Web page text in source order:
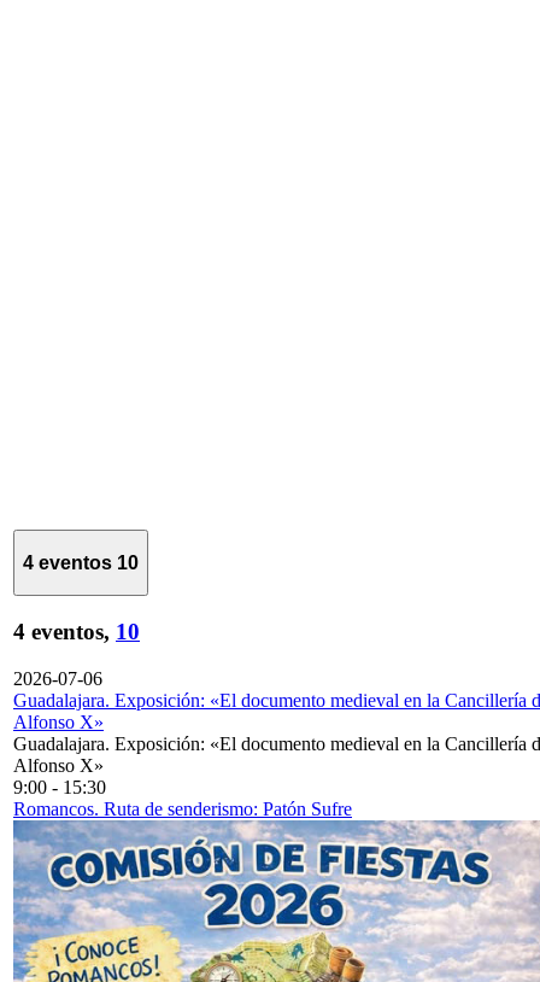
4 eventos 10
4 eventos, 10
2026-07-06
Guadalajara. Exposición: «El documento medieval en la Cancillería
Alfonso X»
Guadalajara. Exposición: «El documento medieval en la Cancillería
Alfonso X»
9:00 - 15:30
Romancos. Ruta de senderismo: Patón Sufre